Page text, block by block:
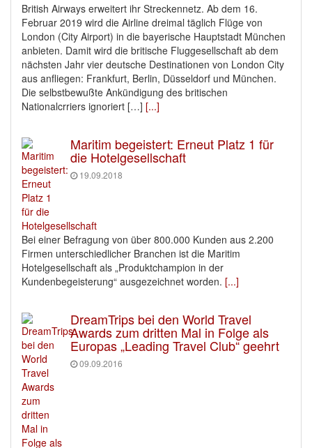
British Airways erweitert ihr Streckennetz. Ab dem 16.
Februar 2019 wird die Airline dreimal täglich Flüge von
London (City Airport) in die bayerische Hauptstadt München
anbieten. Damit wird die britische Fluggesellschaft ab dem
nächsten Jahr vier deutsche Destinationen von London City
aus anfliegen: Frankfurt, Berlin, Düsseldorf und München.
Die selbstbewußte Ankündigung des britischen
Nationalcrriers ignoriert […] [...]
Maritim begeistert: Erneut Platz 1 für
die Hotelgesellschaft
19.09.2018
Bei einer Befragung von über 800.000 Kunden aus 2.200
Firmen unterschiedlicher Branchen ist die Maritim
Hotelgesellschaft als „Produktchampion in der
Kundenbegeisterung“ ausgezeichnet worden. [...]
DreamTrips bei den World Travel
Awards zum dritten Mal in Folge als
Europas „Leading Travel Club“ geehrt
09.09.2016